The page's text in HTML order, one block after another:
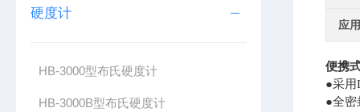
硬度计
HB-3000型布氏硬度计
HB-3000B型布氏硬度计
应
便携
●采用
●全密